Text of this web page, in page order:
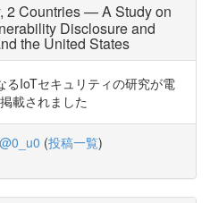
2 Countries — A Study on
Disclosure and
the United States
るIoTセキュリティの研究が電
載されました
@0_u0 (投稿一覧)